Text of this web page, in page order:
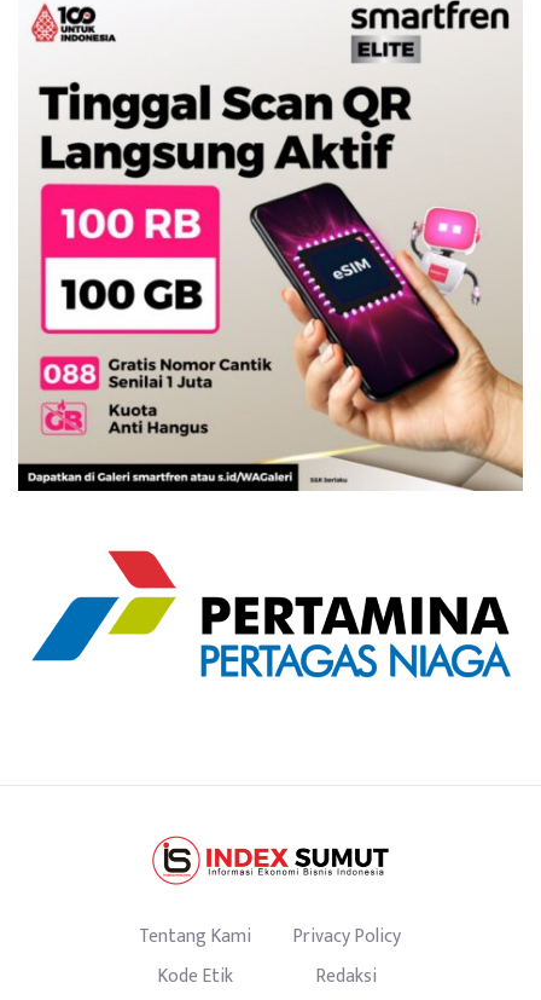
Tentang Kami
Privacy Policy
Kode Etik
Redaksi